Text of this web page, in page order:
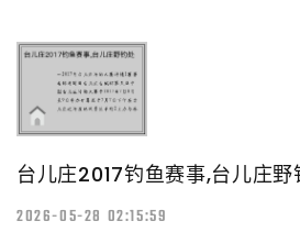
台儿庄2017钓鱼赛事,台儿庄野
2026-05-28 02:15:59